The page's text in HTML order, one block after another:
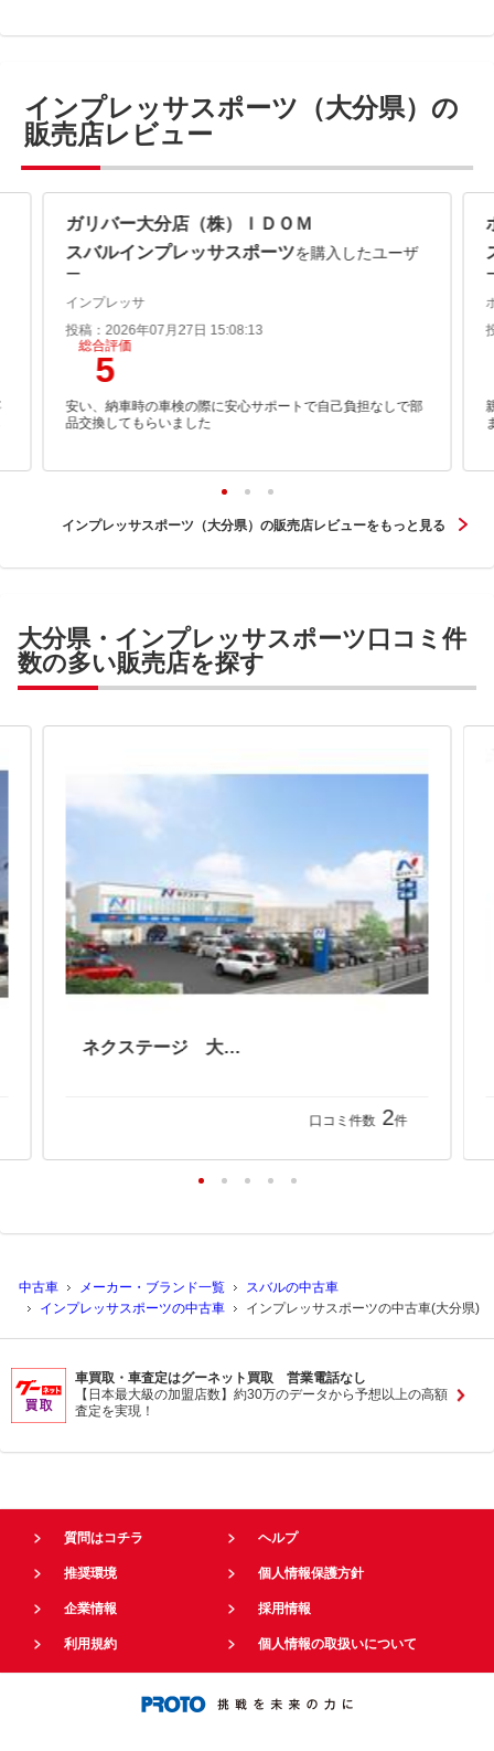
インプレッサスポーツ（大分県）の
販売店レビュー
ガリバー大分店（株）ＩＤＯＭ
スバルインプレッサスポーツを購入したユーザ
ー
インプレッサ
投稿：2026年07月27日 15:08:13
総合評価
5
安い、納車時の車検の際に安心サポートで自己負担なしで部
品交換してもらいました
インプレッサスポーツ（大分県）の販売店レビューをもっと見る
大分県・インプレッサスポーツ口コミ件
数の多い販売店を探す
ネクステージ 大分店
口コミ件数 2件
中古車 メーカー・ブランド一覧
スバルの中古車
インプレッサスポーツの中古車
インプレッサスポーツの中古車(大分県)
車買取・車査定はグーネット買取 営業電話なし
【日本最大級の加盟店数】約30万のデータから予想以上の高額
査定を実現！
質問はコチラ ヘルプ
推奨環境 個人情報保護方針
企業情報 採用情報
利用規約 個人情報の取扱いについて